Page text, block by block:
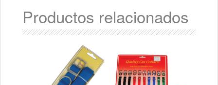
Productos relacionados